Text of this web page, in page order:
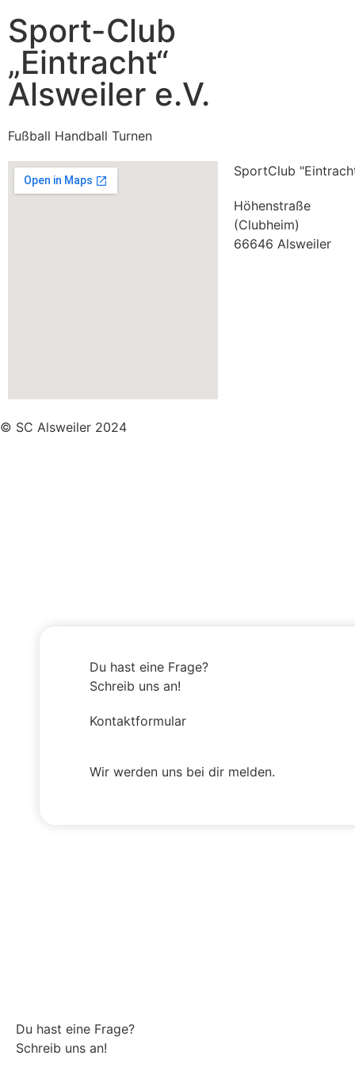
Sport-Club
„Eintracht“
Alsweiler e.V.
Fußball Handball Turnen
SportClub
Höhenstraße
(Clubheim)
66646 Alsweiler
© SC Alsweiler 2024
Du hast eine Frage?
Schreib uns an!
Kontaktformular
Wir werden uns bei dir melden.
Du hast eine Frage?
Schreib uns an!